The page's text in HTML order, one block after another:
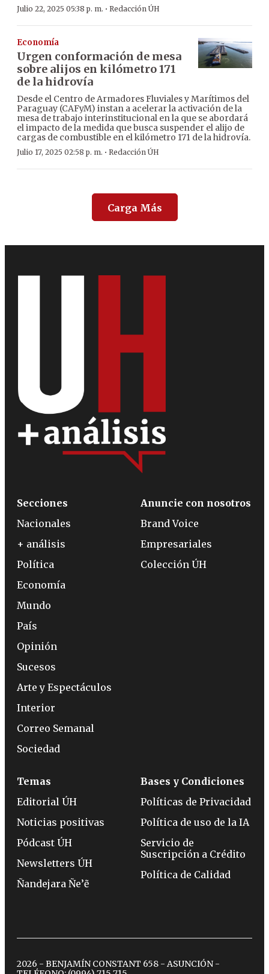
Julio 22, 2025 05:38 p. m. · Redacción ÚH
Economía
Urgen conformación de mesa
sobre alijos en kilómetro 171
de la hidrovía
Desde el Centro de Armadores Fluviales y Marítimos del
Paraguay (CAFyM) instan a acelerar la activación de la
mesa de trabajo interinstitucional en la que se abordará
el impacto de la medida que busca suspender el alijo de
cargas de combustible en el kilómetro 171 de la hidrovía.
Julio 17, 2025 02:58 p. m. · Redacción ÚH
Carga Más
Secciones
Nacionales
+ análisis
Política
Economía
Mundo
País
Opinión
Sucesos
Arte y Espectáculos
Interior
Correo Semanal
Sociedad
Anuncie con nosotros
Brand Voice
Empresariales
Colección ÚH
Temas
Editorial ÚH
Noticias positivas
Pódcast ÚH
Newsletters ÚH
Ñandejara Ñe’ẽ
Bases y Condiciones
Políticas de Privacidad
Política de uso de la IA
Servicio de
Suscripción a Crédito
Política de Calidad
2026 - BENJAMÍN CONSTANT 658 - ASUNCIÓN -